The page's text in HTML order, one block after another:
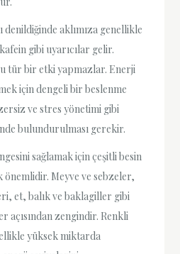
aklımıza genellikle
gibi uyarıcılar gelir.
tür bir etki yapmazlar. Enerji
için dengeli bir beslenme
ve stres yönetimi gibi
bulundurulması gerekir.
sağlamak için çeşitli besin
önemlidir. Meyve ve sebzeler,
et, balık ve baklagiller gibi
açısından zengindir. Renkli
yüksek miktarda